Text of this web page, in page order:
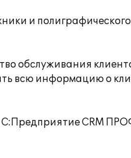
и
обслуживания
всю информацию о
CRM